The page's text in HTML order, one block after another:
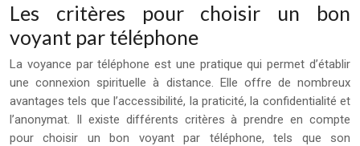
Les critères pour choisir un bon
voyant par téléphone
La voyance par téléphone est une pratique qui permet d’établir
une connexion spirituelle à distance. Elle offre de nombreux
avantages tels que l’accessibilité, la praticité, la confidentialité et
l’anonymat. Il existe différents critères à prendre en compte
pour choisir un bon voyant par téléphone, tels que son